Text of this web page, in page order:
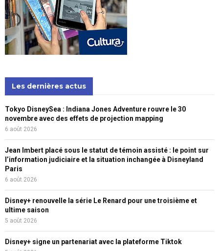
Les dernières actus
Tokyo DisneySea : Indiana Jones Adventure rouvre le 30
novembre avec des effets de projection mapping
6 août 2026
Jean Imbert placé sous le statut de témoin assisté : le point sur
l’information judiciaire et la situation inchangée à Disneyland
Paris
6 août 2026
Disney+ renouvelle la série Le Renard pour une troisième et
ultime saison
5 août 2026
Disney+ signe un partenariat avec la plateforme Tiktok